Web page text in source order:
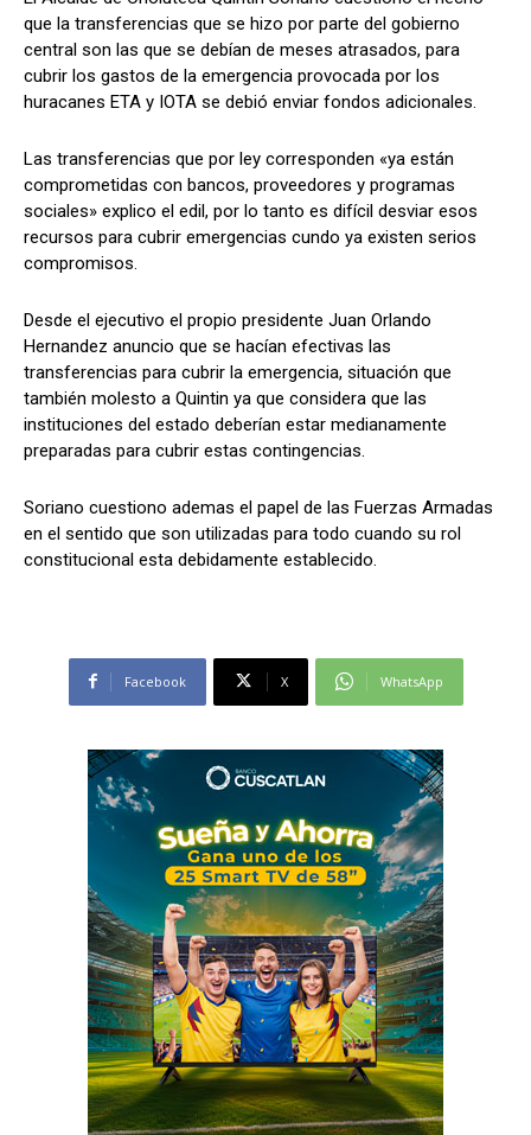
Comparta
Facebook X WhatsApp
Síganos
Comparta
Facebook X WhatsApp
Síganos
que la transferencias que se hizo por parte del gobierno
central son las que se debían de meses atrasados, para
cubrir los gastos de la emergencia provocada por los
huracanes ETA y IOTA se debió enviar fondos adicionales.
Las transferencias que por ley corresponden «ya están
comprometidas con bancos, proveedores y programas
sociales» explico el edil, por lo tanto es difícil desviar esos
recursos para cubrir emergencias cundo ya existen serios
compromisos.
Desde el ejecutivo el propio presidente Juan Orlando
Hernandez anuncio que se hacían efectivas las
transferencias para cubrir la emergencia, situación que
también molesto a Quintin ya que considera que las
instituciones del estado deberían estar medianamente
preparadas para cubrir estas contingencias.
Soriano cuestiono ademas el papel de las Fuerzas Armadas
en el sentido que son utilizadas para todo cuando su rol
constitucional esta debidamente establecido.
Facebook X WhatsApp